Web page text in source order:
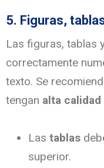
5. Figuras,
Las figuras, tablas
correctamente
texto. Se
tengan alta
Las tablas
superior.